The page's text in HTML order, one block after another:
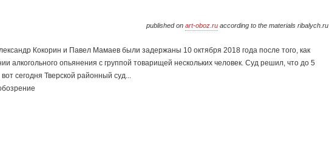
published on art-oboz.ruaccording to the materials ribalych.ru
Кокорин и Павел Мамаев были задержаны 10 октября 2018 года после того, как
алкогольного опьянения с группой товарищей нескольких человек. Суд решил, что до 5
сегодня Тверской районный суд...